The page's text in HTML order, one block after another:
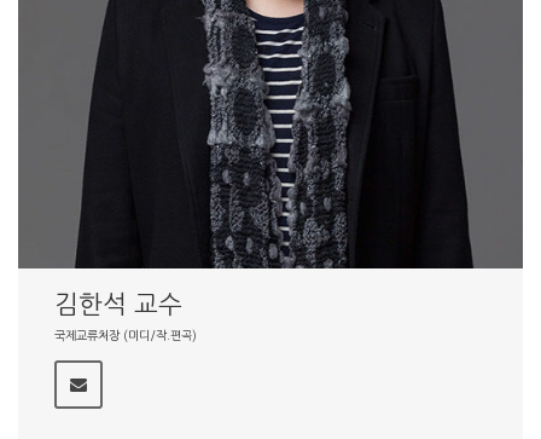
김한석 교수
국제교류처장 (미디/작.편곡)